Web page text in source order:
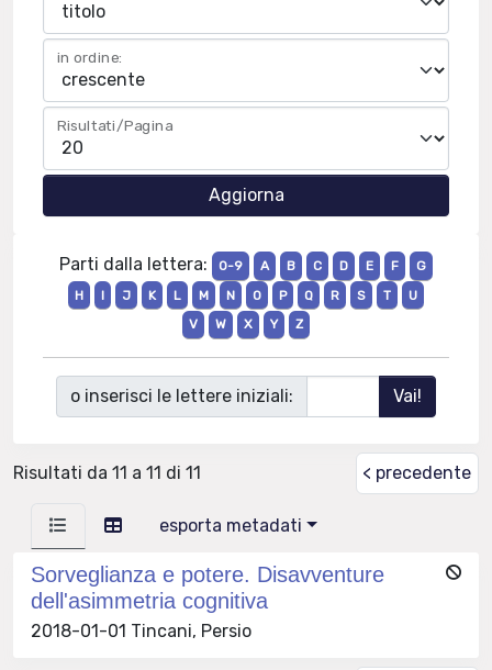
in ordine:
Risultati/Pagina
Parti dalla lettera: 0-9 A B C D E F
G
H
I J K L M N O P Q R S T
U
V
W X Y Z
o inserisci le lettere iniziali:
Risultati da 11 a 11 di 11 < precedente
esporta metadati
Sorveglianza e potere. Disavventure
dell'asimmetria cognitiva
2018-01-01 Tincani, Persio